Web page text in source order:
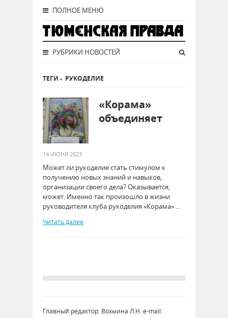
ПОЛНОЕ МЕНЮ
РУБРИКИ НОВОСТЕЙ
ТЕГИ - РУКОДЕЛИЕ
«Корама»
объединяет
14 ИЮНЯ 2023
Может ли рукоделие стать стимулом к
получению новых знаний и навыков,
организации своего дела? Оказывается,
может. Именно так произошло в жизни
руководителя клуба рукоделия «Корама» …
Читать далее
Главный редактор: Вохмина Л.Н. e-mail: